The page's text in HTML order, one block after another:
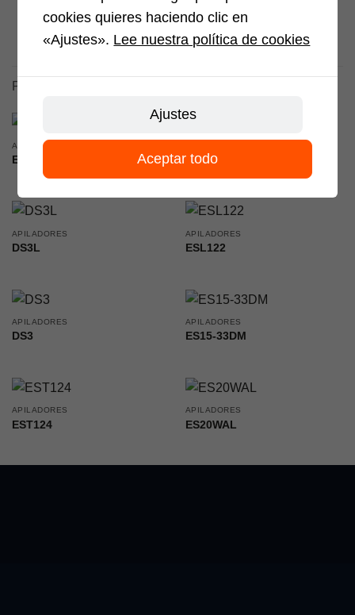
PRODUCTOS RELACIONADOS
APILADORES
ESA121L RSC122L
APILADORES
DS3L
APILADORES
ESL122
APILADORES
DS3
APILADORES
ES15-33DM
APILADORES
EST124
APILADORES
ES20WAL
cookies quieres haciendo clic en
«Ajustes». Lee nuestra política de cookies
Ajustes
Aceptar todo